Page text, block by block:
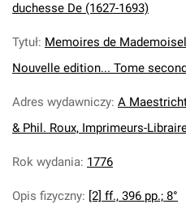
duchesse De (1627-1693)
Tytuł: Memoires de
Nouvelle edition... Tome
Adres wydawniczy: A
& Phil. Roux, Imprimeurs-
Rok wydania: 1776
Opis fizyczny: [2] ff., 396 pp.; 8°